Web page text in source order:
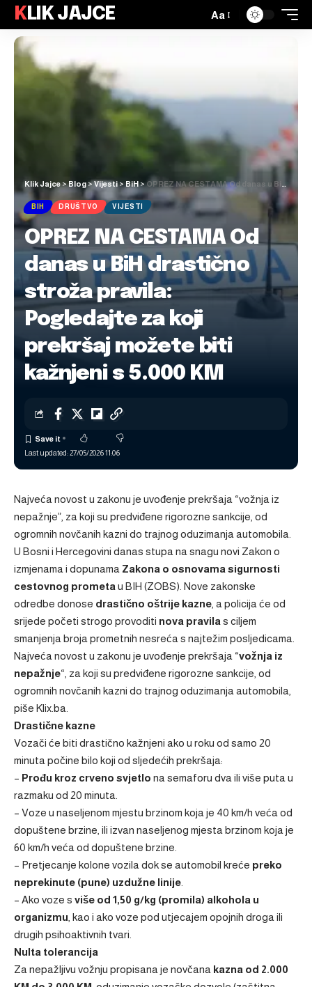
KLIK JAJCE Aa
Klik Jajce>Blog>Vijesti>BiH>OPREZ NA CESTAMA Od danas u BiH drastično stroža pravila: Pogledajte za koji prekršaj možete biti kažnjeni s 5.000 KM
BIH DRUŠTVO VIJESTI
OPREZ NA CESTAMA Od
danas u BiH drastično
stroža pravila:
Pogledajte za koji
prekršaj možete biti
kažnjeni s 5.000 KM
Last updated: 27/05/2026 11:06
Najveća novost u zakonu je uvođenje prekršaja “vožnja iz
nepažnje”, za koji su predviđene rigorozne sankcije, od
ogromnih novčanih kazni do trajnog oduzimanja automobila.
U Bosni i Hercegovini danas stupa na snagu novi Zakon o
izmjenama i dopunama Zakona o osnovama sigurnosti
cestovnog prometa u BIH (ZOBS). Nove zakonske
odredbe donose drastično oštrije kazne , a policija će od
srijede početi strogo provoditi nova pravila s ciljem
smanjenja broja prometnih nesreća s najtežim posljedicama.
Najveća novost u zakonu je uvođenje prekršaja “vožnja iz
nepažnje“, za koji su predviđene rigorozne sankcije, od
ogromnih novčanih kazni do trajnog oduzimanja automobila,
piše Klix.ba
Drastične kazne
Vozači će biti drastično kažnjeni ako u roku od samo 20
minuta počine bilo koji od sljedećih prekršaja:
– Prođu kroz crveno svjetlo na semaforu dva ili više puta u
razmaku od 20 minuta.
– Voze u naseljenom mjestu brzinom koja je 40 km/h veća od
dopuštene brzine, ili izvan naseljenog mjesta brzinom koja je
60 km/h veća od dopuštene brzine.
– Pretjecanje kolone vozila dok se automobil kreće preko
neprekinute (pune) uzdužne linije
– Ako voze s više od 1,50 g/kg (promila) alkohola u
organizmu , kao i ako voze pod utjecajem opojnih droga ili
drugih psihoaktivnih tvari.
Nulta tolerancija
Za nepažljivu vožnju propisana je novčana kazna od 2.000